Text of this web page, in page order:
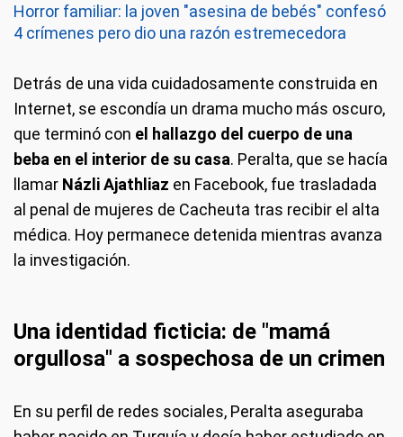
Horror familiar: la joven "asesina de bebés" confesó
4 crímenes pero dio una razón estremecedora
Detrás de una vida cuidadosamente construida en
Internet, se escondía un drama mucho más oscuro,
que terminó con el hallazgo del cuerpo de una
beba en el interior de su casa. Peralta, que se hacía
llamar Názli Ajathliaz en Facebook, fue trasladada
al penal de mujeres de Cacheuta tras recibir el alta
médica. Hoy permanece detenida mientras avanza
la investigación.
Una identidad ficticia: de "mamá
orgullosa" a sospechosa de un crimen
En su perfil de redes sociales, Peralta aseguraba